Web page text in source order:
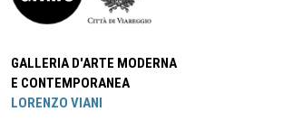
GALLERIA D'ARTE MODERNA
E CONTEMPORANEA
LORENZO VIANI